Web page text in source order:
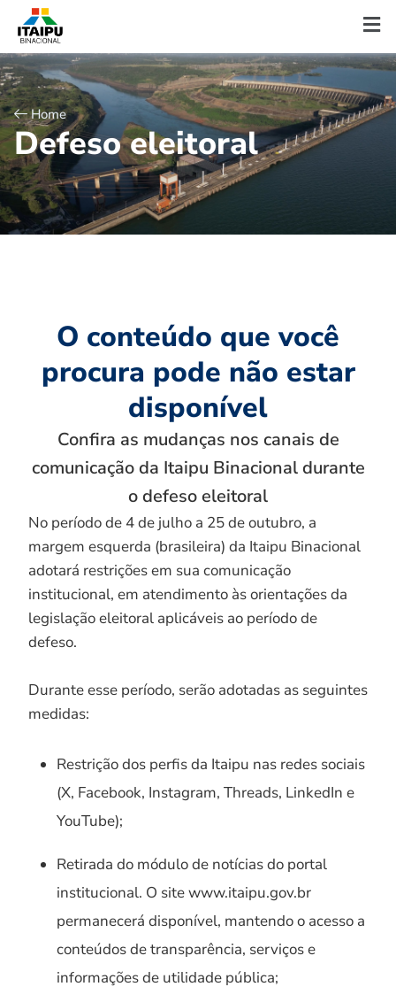
Home
Defeso eleitoral
O conteúdo que você
procura pode não estar
disponível
Confira as mudanças nos canais de
comunicação da Itaipu Binacional durante
o defeso eleitoral
No período de 4 de julho a 25 de outubro, a
margem esquerda (brasileira) da Itaipu Binacional
adotará restrições em sua comunicação
institucional, em atendimento às orientações da
legislação eleitoral aplicáveis ao período de
defeso.
Durante esse período, serão adotadas as seguintes
medidas:
Restrição dos perfis da Itaipu nas redes sociais
(X, Facebook, Instagram, Threads, LinkedIn e
YouTube);
Retirada do módulo de notícias do portal
institucional. O site www.itaipu.gov.br
permanecerá disponível, mantendo o acesso a
conteúdos de transparência, serviços e
informações de utilidade pública;